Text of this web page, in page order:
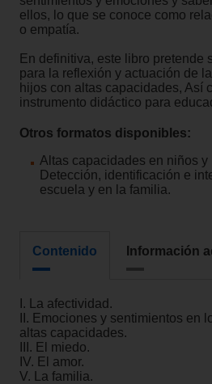
ellos, lo que se conoce como
o empatía.
En definitiva, este libro pretende
para la reflexión y actuación de
hijos con altas capacidades, Así
instrumento didáctico para
Otros formatos disponibles:
Altas capacidades en niños y
Detección, identificación e
escuela y en la familia.
Contenido Información
I. La afectividad.
II. Emociones y sentimientos en
altas capacidades.
III. El miedo.
IV. El amor.
V. La familia.